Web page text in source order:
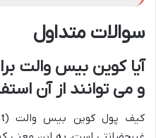
سوالات متداول
آیا کوین بیس والت
و می توانند از آن